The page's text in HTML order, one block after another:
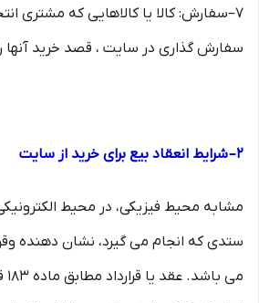
۷–سفارش: کالا یا کالاهایی که مشتری
سفارش گذاری در سایت ، قصد خرید آنها
۲– شرایط انعقاد بیع برای خرید از سایت
مشابه محیط فیزیکی، در محیط
ستدی که انجام می گیرد، نشان دهنده